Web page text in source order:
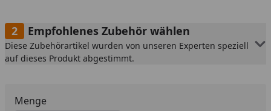
Empfohlenes Zubehör wählen
Diese Zubehörartikel wurden von unseren Experten speziell
auf dieses Produkt abgestimmt.
Menge